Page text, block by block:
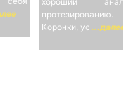
протезированию.
Коронки, ус ...далее